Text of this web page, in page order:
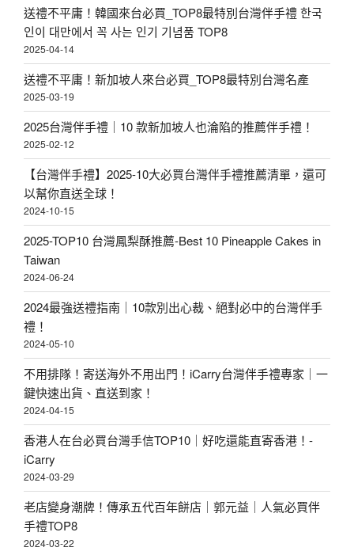
送禮不平庸！韓國來台必買_TOP8最特別台灣伴手禮 한국
인이 대만에서 꼭 사는 인기 기념품 TOP8
2025-04-14
送禮不平庸！新加坡人來台必買_TOP8最特別台灣名產
2025-03-19
2025台灣伴手禮｜10 款新加坡人也淪陷的推薦伴手禮！
2025-02-12
【台灣伴手禮】2025-10大必買台灣伴手禮推薦清單，還可
以幫你直送全球！
2024-10-15
2025-TOP10 台灣鳳梨酥推薦-Best 10 Pineapple Cakes in
Taiwan
2024-06-24
2024最強送禮指南｜10款別出心裁、絕對必中的台灣伴手
禮！
2024-05-10
不用排隊！寄送海外不用出門！iCarry台灣伴手禮專家｜一
鍵快速出貨、直送到家！
2024-04-15
香港人在台必買台灣手信TOP10｜好吃還能直寄香港！-
iCarry
2024-03-29
老店變身潮牌！傳承五代百年餅店｜郭元益｜人氣必買伴
手禮TOP8
2024-03-22